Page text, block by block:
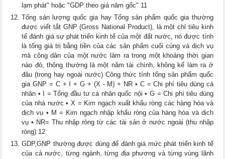
lạm phát" hoặc "GDP theo giá năm gốc" 11
Tổng sản lượng quốc gia hay Tổng sản phẩm quốc gia thường
được viết tắt GNP (Gross National Product), là một chỉ tiêu kinh
tế đánh giá sự phát triển kinh tế của một đất nước, nó được tính
là tổng giá trị bằng tiền của các sản phẩm cuối cùng và dịch vụ
mà công dân của một nước làm ra trong một khoảng thời gian
nào đó, thông thường là một năm tài chính, không kể làm ra ở
đâu (trong hay ngoài nước) Công thức tính tổng sản phẩm quốc
gia GNP = C + I + G + (X - M) + NR • C = Chi phí tiêu dùng cá
nhân • I = Tổng đầu tư cá nhân quốc nội • G = Chi phí tiêu dùng
của nhà nước • X = Kim ngạch xuất khẩu ròng các hàng hóa và
dịch vụ • M = Kim ngạch nhập khẩu ròng của hàng hóa và dịch
vụ • NR= Thu nhập ròng từ các tài sản ở nước ngoài (thu nhập
ròng) 12
GDP,GNP thường được dùng để đánh giá mức phát triển kinh tế
của cả nước, từng ngành, từng địa phương và từng vùng lãnh